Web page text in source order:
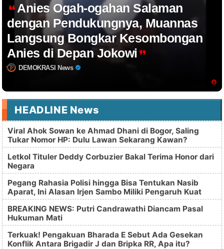
Anies Ogah-ogahan Salaman
dengan Pendukungnya, Muannas
Langsung Bongkar Kesombongan
Anies di Depan Jokowi
DEMOKRASI News
HEADLINE News
Viral Ahok Sowan ke Ahmad Dhani di Bogor, Saling
Tukar Nomor HP: Dulu Lawan Sekarang Kawan?
Letkol Tituler Deddy Corbuzier Bakal Terima Honor dari
Negara
Pegang Rahasia Polisi hingga Bisa Tentukan Nasib
Aparat, Ini Alasan Irjen Sambo Miliki Pengaruh Kuat
BREAKING NEWS: Putri Candrawathi Diancam Pasal
Hukuman Mati
Terkuak! Pengakuan Bharada E Sebut Ada Gesekan
Konflik Antara Brigadir J dan Bripka RR, Apa itu?